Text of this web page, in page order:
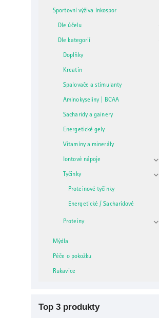
Sportovní výživa Inkospor
Dle účelu
Dle kategorií
Doplňky
Kreatin
Spalovače a stimulanty
Aminokyseliny | BCAA
Sacharidy a gainery
Energetické gely
Vitamíny a minerály
Iontové nápoje
Tyčinky
Proteinové tyčinky
Energetické / Sacharidové
Proteiny
Mýdla
Péče o pokožku
Rukavice
Top 3 produkty